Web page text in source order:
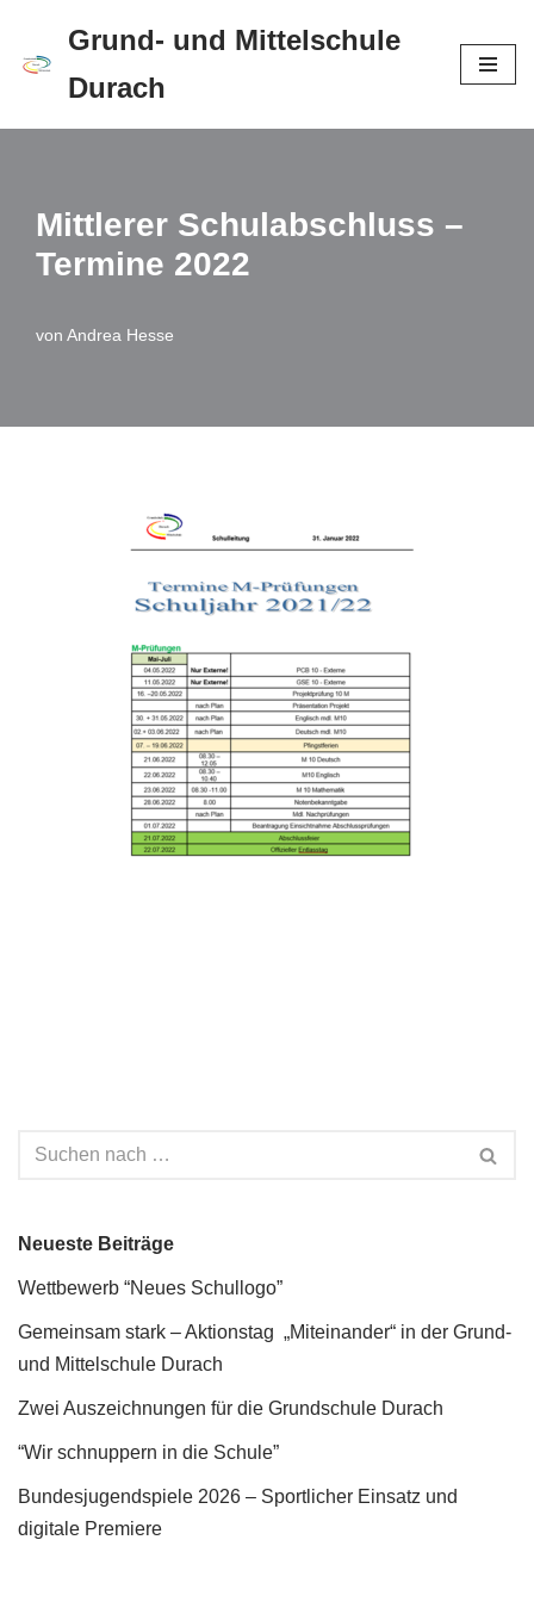
Zum
springen
Grund- und Mittelschule
Durach
Mittlerer Schulabschluss –
Termine 2022
von Andrea Hesse
Neueste Beiträge
Wettbewerb “Neues Schullogo”
Gemeinsam stark – Aktionstag „Miteinander“ in der Grund-
und Mittelschule Durach
Zwei Auszeichnungen für die Grundschule Durach
“Wir schnuppern in die Schule”
Bundesjugendspiele 2026 – Sportlicher Einsatz und
digitale Premiere